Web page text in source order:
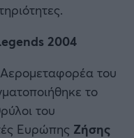
2004
του
το
του
Ευρώπης Ζήσης